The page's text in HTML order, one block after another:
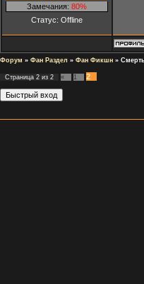
Замечания: 80%
Статус: Offline
Форум » Фан Раздел » Фан Фикшн »
Страница 2 из 2 « 1 2